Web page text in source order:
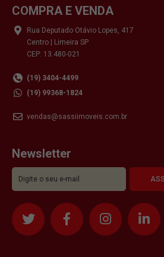
COMPRA E VENDA
Rua Deputado Otávio Lopes, 417
Centro | Limeira SP
CEP: 13.480-021
(19) 3404-4499
(19) 99368-1824
vendas@sassiimoveis.com.br
Newsletter